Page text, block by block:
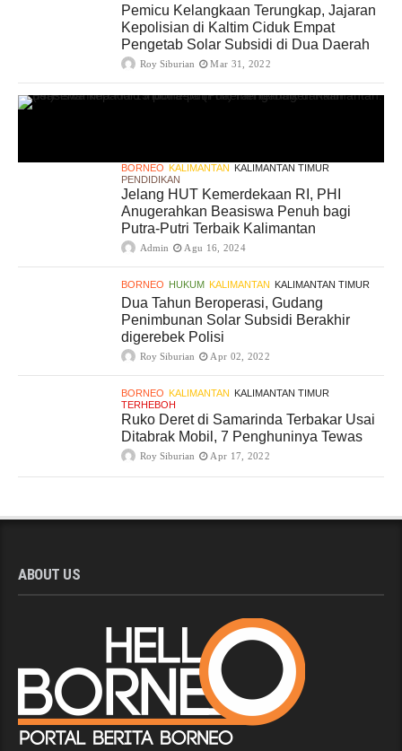
Pemicu Kelangkaan Terungkap, Jajaran
Kepolisian di Kaltim Ciduk Empat
Pengetab Solar Subsidi di Dua Daerah
Roy Siburian Mar 31, 2022
BORNEO KALIMANTAN
KALIMANTAN TIMUR
PENDIDIKAN
Jelang HUT Kemerdekaan RI, PHI
Anugerahkan Beasiswa Penuh bagi
Putra-Putri Terbaik Kalimantan
Admin Agu 16, 2024
BORNEO HUKUM KALIMANTAN KALIMANTAN TIMUR
Dua Tahun Beroperasi, Gudang
Penimbunan Solar Subsidi Berakhir
digerebek Polisi
Roy Siburian Apr 02, 2022
BORNEO KALIMANTAN
KALIMANTAN TIMUR
TERHEBOH
Ruko Deret di Samarinda Terbakar Usai
Ditabrak Mobil, 7 Penghuninya Tewas
Roy Siburian Apr 17, 2022
ABOUT US